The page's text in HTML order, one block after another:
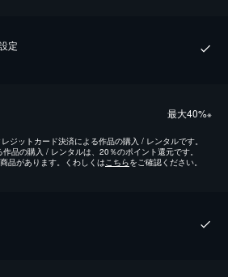
定
最⼤40%※
ジットカード決済による作品の購入 / レンタルです。
品の購入 / レンタルは、20％のポイント還元です。
品があります。くわしくはこちらをご確認ください。